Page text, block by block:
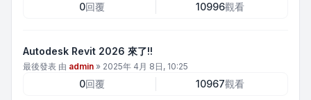
0回覆 10996觀看
Autodesk Revit 2026 來了!!
最後發表 由 admin » 2025年 4月 8日, 10:25
0回覆 10967觀看